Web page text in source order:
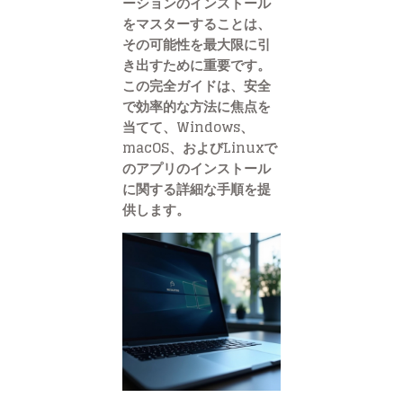
をマスターすることは、
その可能性を最大限に引
き出すために重要です。
この完全ガイドは、安全
で効率的な方法に焦点を
当てて、Windows、
macOS、およびLinuxで
のアプリのインストール
に関する詳細な手順を提
供します。